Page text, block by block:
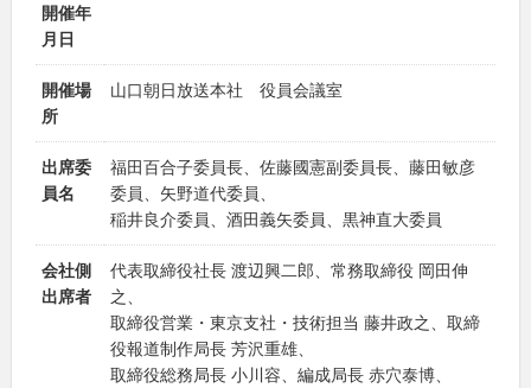
開催年
月日
開催場
所
山口朝日放送本社 役員会議室
出席委
員名
福田百合子委員長、佐藤國憲副委員長、藤田敏彦
委員、矢野道代委員、
稲井良介委員、酒田義矢委員、黒神直大委員
会社側
出席者
代表取締役社長 渡辺興二郎、常務取締役 岡田伸
之、
取締役営業・東京支社・技術担当 藤井政之、取締
役報道制作局長 芳沢重雄、
取締役総務局長 小川容、編成局長 赤穴泰博、